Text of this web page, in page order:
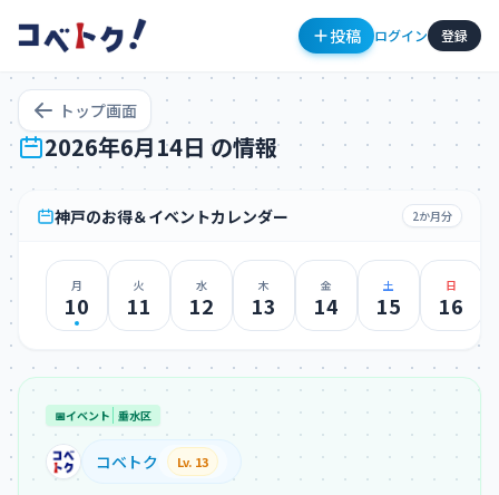
投稿 ログイン 登録
トップ画面
2026年6月14日 の情報
神戸のお得＆イベントカレンダー 2か月分
月
10
火
11
水
12
木
13
金
14
土
15
日
16
📅イベント 垂水区
コベトク Lv. 13
コメント
コメントを投稿するにはログインが必要です
新規登録